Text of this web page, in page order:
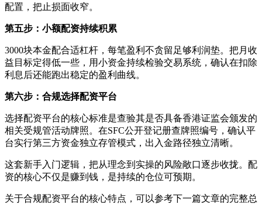
配置，把止损面收窄。
第五步：小额配资持续积累
3000块本金配合适杠杆，每笔盈利不贪留足够利润垫。把月收
益目标定得低一些，用小资金持续检验交易系统，确认在扣除
利息后还能跑出稳定的盈利曲线。
第六步：合规选择配资平台
选择配资平台的核心标准是查验其是否具备香港证监会颁发的
相关受规管活动牌照。在SFC公开登记册查牌照编号，确认平
台实行第三方资金独立存管模式，出入金路径独立清晰。
这套新手入门逻辑，把从理念到实操的风险敞口逐步收拢。配
资的核心不仅是赚到钱，是持续的仓位可预期。
关于合规配资平台的核心特点，可以参考下一篇文章的完整总